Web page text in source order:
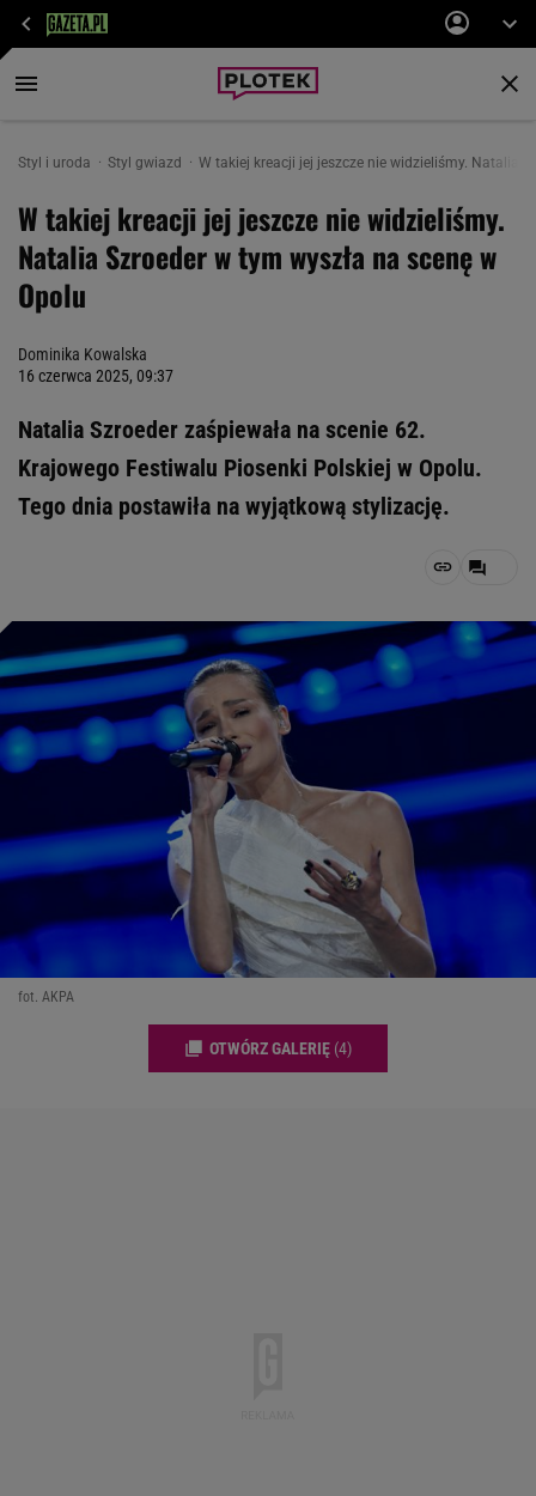
Styl i uroda Styl gwiazd W takiej kreacji jej jeszcze nie widzieliśmy. Natalia
W takiej kreacji jej jeszcze nie widzieliśmy.
Natalia Szroeder w tym wyszła na scenę w
Opolu
Dominika Kowalska
16 czerwca 2025, 09:37
Natalia Szroeder zaśpiewała na scenie 62.
Krajowego Festiwalu Piosenki Polskiej w Opolu.
Tego dnia postawiła na wyjątkową stylizację.
fot. AKPA
OTWÓRZ GALERIĘ (4)